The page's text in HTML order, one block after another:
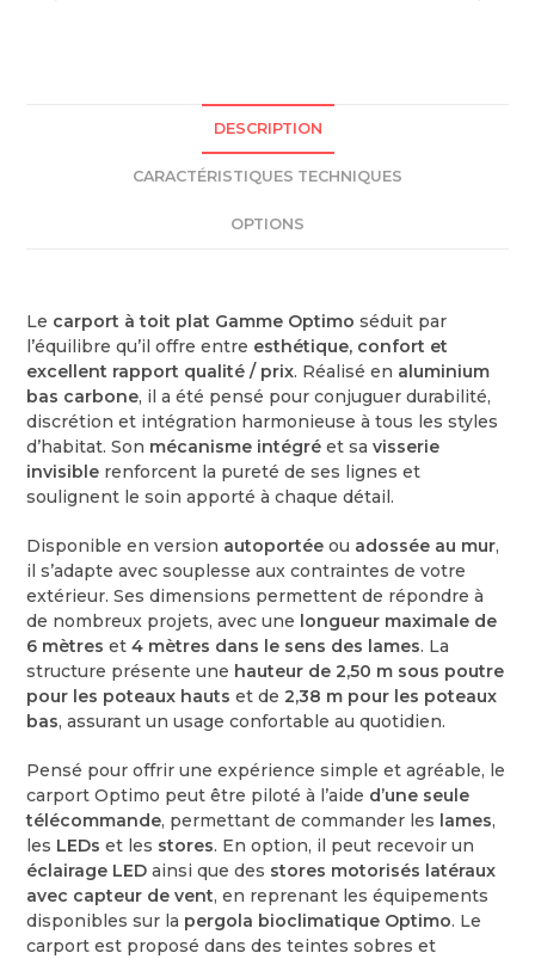
DESCRIPTION
CARACTÉRISTIQUES TECHNIQUES
OPTIONS
Le carport à toit plat Gamme Optimo séduit par
l’équilibre qu’il offre entre esthétique, confort et
excellent rapport qualité / prix. Réalisé en aluminium
bas carbone, il a été pensé pour conjuguer durabilité,
discrétion et intégration harmonieuse à tous les styles
d’habitat. Son mécanisme intégré et savisserie
invisible renforcent la pureté de ses lignes et
soulignent le soin apporté à chaque détail.
Disponible en version autoportée ou adossée au mur,
il s’adapte avec souplesse aux contraintes de votre
extérieur. Ses dimensions permettent de répondre à
de nombreux projets, avec une longueur maximale de
6 mètres et4 mètres dans le sens des lames. La
structure présente une hauteur de 2,50 m sous poutre
pour les poteaux hauts et de 2,38 m pour les poteaux
bas, assurant un usage confortable au quotidien.
Pensé pour offrir une expérience simple et agréable, le
carport Optimo peut être piloté à l’aide d’une seule
télécommande, permettant de commander les lames,
les LEDs et les stores. En option, il peut recevoir un
éclairage LED ainsi que des stores motorisés latéraux
avec capteur de vent, en reprenant les équipements
disponibles sur la pergola bioclimatique Optimo. Le
carport est proposé dans des teintes sobres et